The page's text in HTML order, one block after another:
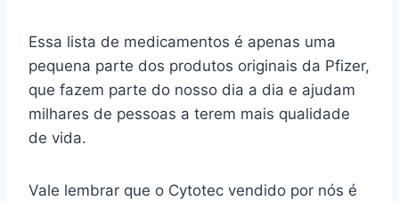
Essa lista de medicamentos é apenas uma
pequena parte dos produtos originais da Pfizer,
que fazem parte do nosso dia a dia e ajudam
milhares de pessoas a terem mais qualidade
de vida.
Vale lembrar que o Cytotec vendido por nós é